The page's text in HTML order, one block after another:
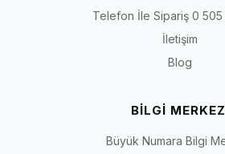
Telefon İle Sipariş 0 505
İletişim
Blog
BİLGİ
Büyük Numara Bilgi